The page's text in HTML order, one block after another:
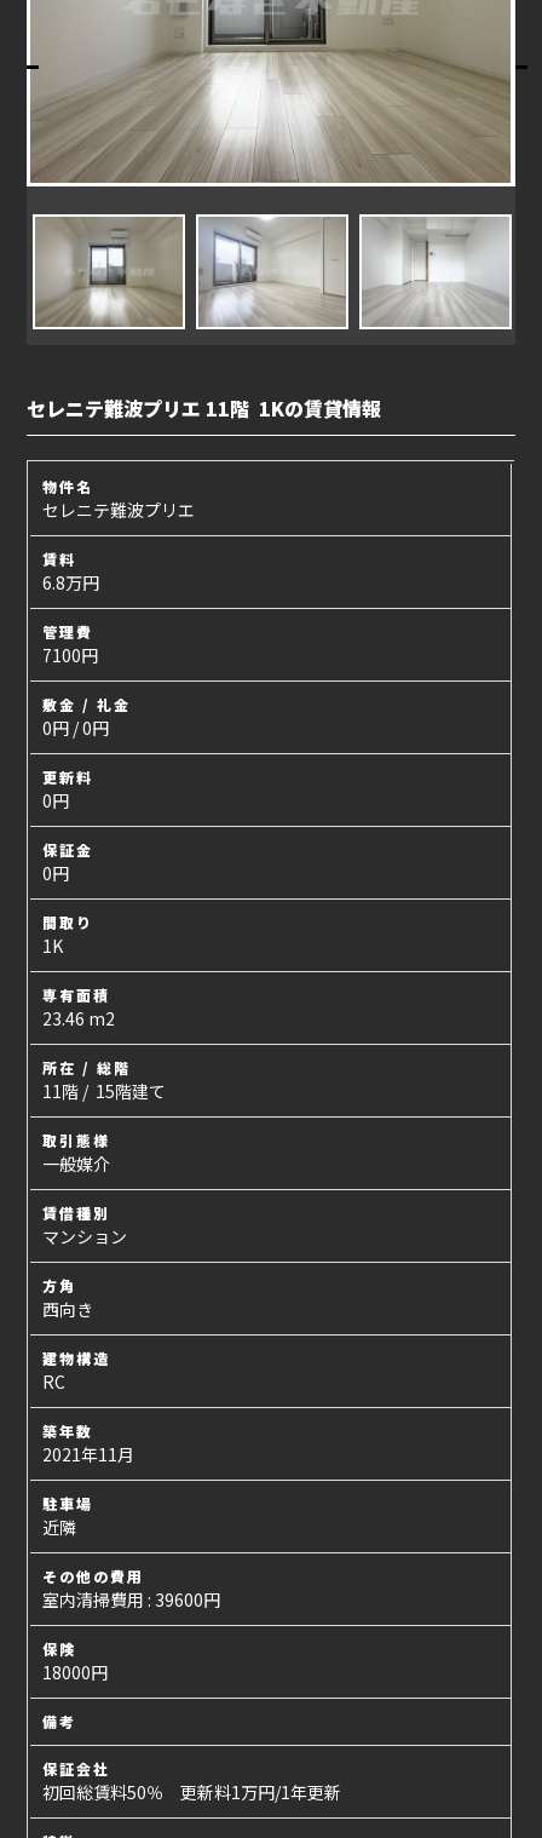
セレニテ難波プリエ 11階 1Kの賃貸情報
物件名
セレニテ難波プリエ
賃料
6.8万円
管理費
7100円
敷金 / 礼金
0円 / 0円
更新料
0円
保証金
0円
間取り
1K
専有面積
23.46 m2
所在 / 総階
11階 / 15階建て
取引態様
一般媒介
賃借種別
マンション
方角
西向き
建物構造
RC
築年数
2021年11月
駐車場
近隣
その他の費用
室内清掃費用 : 39600円
保険
18000円
備考
保証会社
初回総賃料50％ 更新料1万円/1年更新